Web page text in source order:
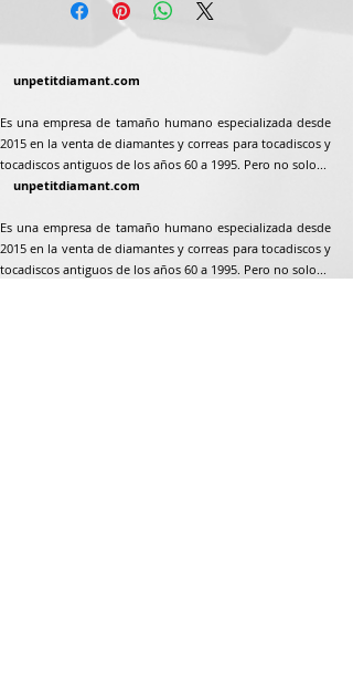
unpetitdiamant.com
Es una empresa de tamaño humano especializada desde
2015 en la venta de diamantes y correas para tocadiscos y
tocadiscos antiguos de los años 60 a 1995. Pero no solo...
unpetitdiamant.com
Es una empresa de tamaño humano especializada desde
2015 en la venta de diamantes y correas para tocadiscos y
tocadiscos antiguos de los años 60 a 1995. Pero no solo...